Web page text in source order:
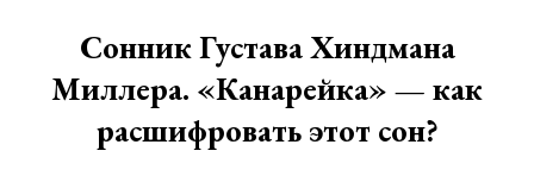
Сонник Густава Хиндмана
Миллера. «Канарейка» — как
расшифровать этот сон?